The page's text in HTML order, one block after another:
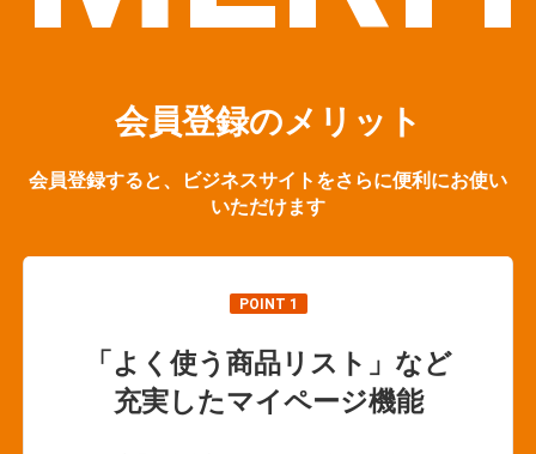
会員登録のメリット
会員登録すると、ビジネスサイトをさらに便利にお使い
いただけます
POINT 1
「よく使う商品リスト」など
充実したマイページ機能